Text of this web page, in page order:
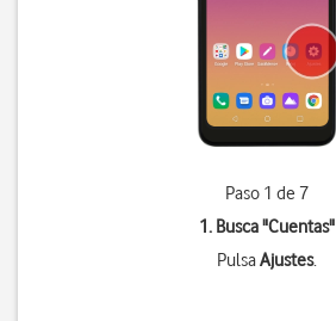
Paso 1 de 7
1. Busca "Cuentas"
PulsaAjustes.